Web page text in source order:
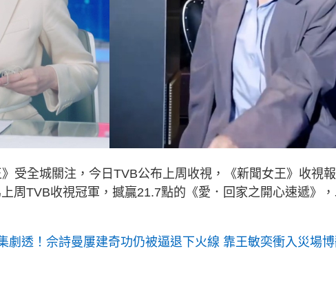
受全城關注，今日TVB公布上周收視，《新聞女王》收視
周TVB收視冠軍，撼贏21.7點的《愛．回家之開心速遞》
劇透！佘詩曼屢建奇功仍被逼退下火線 靠王敏奕衝入災場